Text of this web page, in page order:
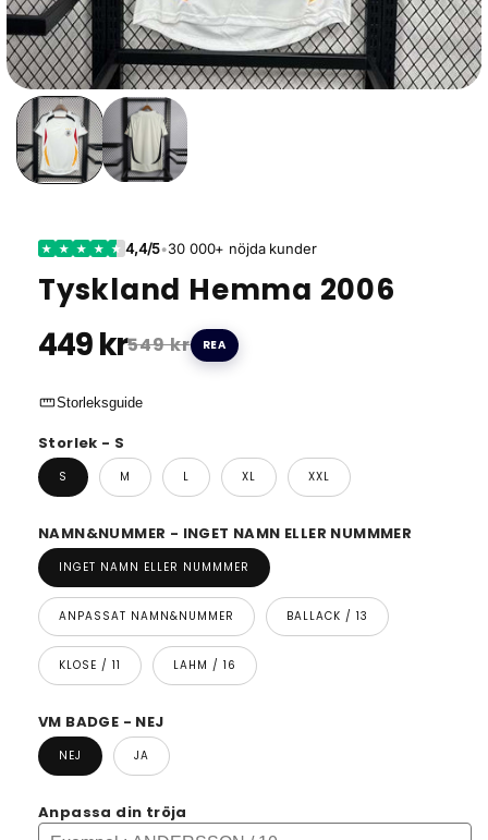
★ ★ ★ ★ ★ 4,4/5•30 000+ nöjda kunder
Tyskland Hemma 2006
449 kr549 kr REA
straightenStorleksguide
Storlek - S
S M L XL XXL
NAMN&NUMMER - INGET NAMN ELLER NUMMMER
INGET NAMN ELLER NUMMMER
ANPASSAT NAMN&NUMMER BALLACK / 13
KLOSE / 11 LAHM / 16
VM BADGE - NEJ
NEJ JA
Anpassa din tröja